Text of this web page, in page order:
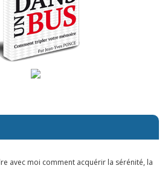
avec moi comment acquérir la sérénité, la